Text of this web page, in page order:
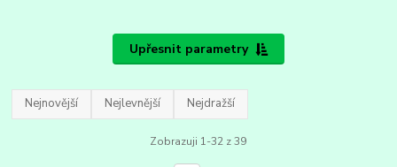
Upřesnit parametry
Nejnovější Nejlevnější Nejdražší
Zobrazuji 1-32 z 39